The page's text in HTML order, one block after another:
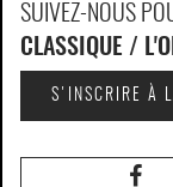
SUIVEZ-NOUS
CLASSIQUE /
S'INSCRIRE À